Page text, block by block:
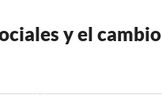
y el cambio